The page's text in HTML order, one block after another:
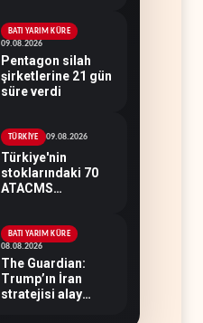
hazırlıyor
BATI YARIM KÜRE
09.08.2026
Pentagon silah
şirketlerine 21 gün
süre verdi
TÜRKİYE 09.08.2026
Türkiye'nin
stoklarındaki 70
ATACMS
BATI YARIM KÜRE
08.08.2026
The Guardian:
Trump’ın İran
stratejisi alay